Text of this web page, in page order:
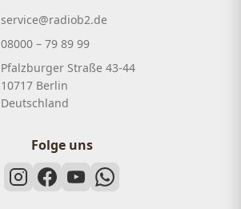
service@radiob2.de
08000 – 79 89 99
Pfalzburger Straße 43-44
10717 Berlin
Deutschland
Folge uns